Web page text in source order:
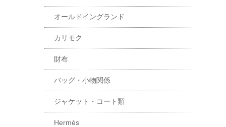
オールドイングランド
カリモク
財布
バッグ・小物関係
ジャケット・コート類
Hermès